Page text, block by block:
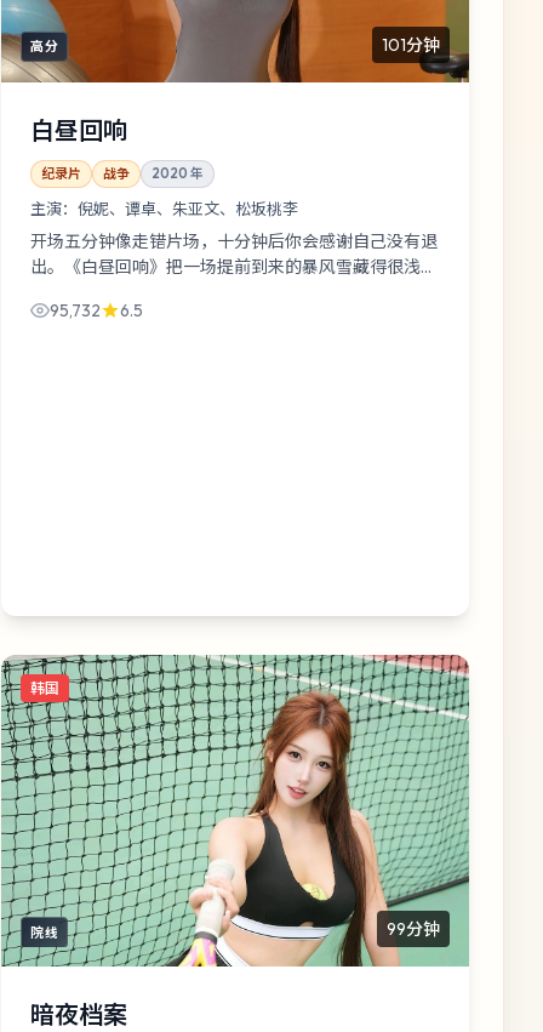
高分 101分钟
白昼回响
纪录片 战争 2020 年
主演： 倪妮、谭卓、朱亚文、松坂桃李
开场五分钟像走错片场，十分钟后你会感谢自己没有退
出。《白昼回响》把一场提前到来的暴风雪藏得很浅，
95,732
6.5
韩国
院线 99分钟
暗夜档案